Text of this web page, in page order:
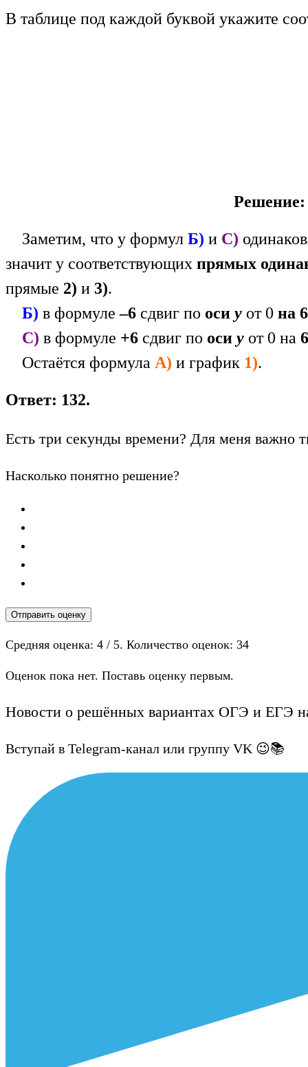
В таблице под каждой буквой укажите
Решение:
Заметим, что у формул Б) и С)
значит у соответствующих прямых
прямые 2) и 3).
Б) в формуле–6 сдвиг по оси у от 0 на
С) в формуле +6 сдвиг по оси у от 0 на
Остаётся формула А) и график 1).
Ответ: 132.
Есть три секунды времени? Для меня важно
Насколько понятно решение?
Отправить оценку
Средняя оценка: 4 / 5. Количество оценок: 34
Оценок пока нет. Поставь оценку первым.
Новости о решённых вариантах ОГЭ и ЕГЭ
Вступай в Telegram-канал или группу VK 😉📚